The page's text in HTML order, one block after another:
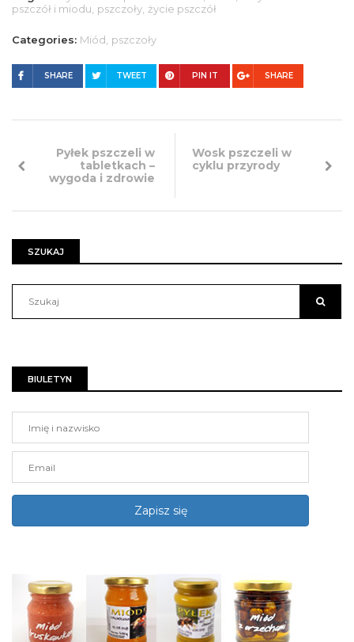
pszczół i miodu, pszczoły, życie pszczół
Categories: Miód, pszczoły
SHARE TWEET PIN IT SHARE
Pyłek pszczeli w
tabletkach –
wygoda i zdrowie
Wosk pszczeli w
cyklu przyrody
SZUKAJ
BIULETYN